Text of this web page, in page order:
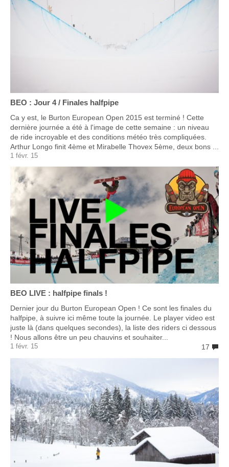
BEO : Jour 4 / Finales halfpipe
Ca y est, le Burton European Open 2015 est terminé ! Cette
dernière journée a été à l'image de cette semaine : un niveau
de ride incroyable et des conditions météo très compliquées.
Arthur Longo finit 4ème et Mirabelle Thovex 5ème, deux bons ...
1 févr. 15
BEO LIVE : halfpipe finals !
Dernier jour du Burton European Open ! Ce sont les finales du
halfpipe, à suivre ici même toute la journée. Le player video est
juste là (dans quelques secondes), la liste des riders ci dessous
! Nous allons être un peu chauvins et souhaiter...
17
1 févr. 15